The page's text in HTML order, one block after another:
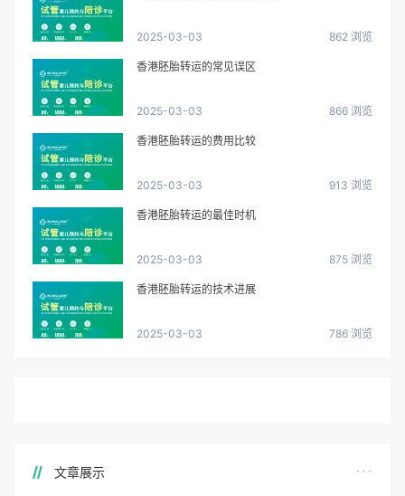
2025-03-03 862 浏览
香港胚胎转运的常见误区
2025-03-03 866 浏览
香港胚胎转运的费用比较
2025-03-03 913 浏览
香港胚胎转运的最佳时机
2025-03-03 875 浏览
香港胚胎转运的技术进展
2025-03-03 786 浏览
文章展示